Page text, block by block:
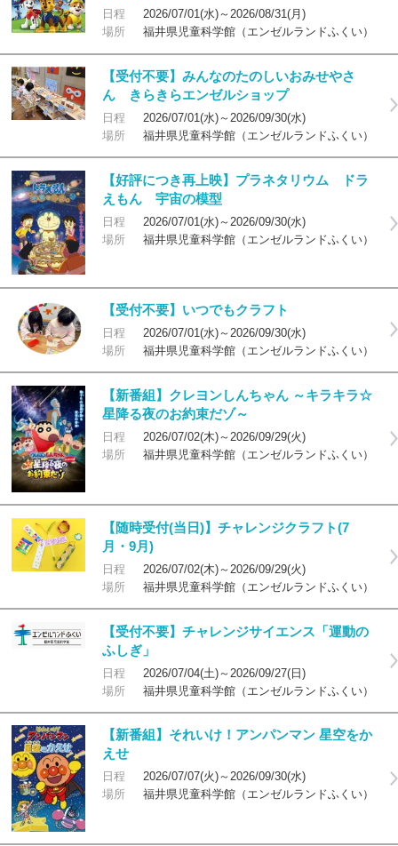
日程
2026/07/01(水)～2026/08/31(月)
場所
福井県児童科学館（エンゼルランドふくい）
【受付不要】みんなのたのしいおみせやさ
ん きらきらエンゼルショップ
日程
2026/07/01(水)～2026/09/30(水)
場所
福井県児童科学館（エンゼルランドふくい）
【好評につき再上映】プラネタリウム ドラ
えもん 宇宙の模型
日程
2026/07/01(水)～2026/09/30(水)
場所
福井県児童科学館（エンゼルランドふくい）
【受付不要】いつでもクラフト
日程
2026/07/01(水)～2026/09/30(水)
場所
福井県児童科学館（エンゼルランドふくい）
【新番組】クレヨンしんちゃん ～キラキラ☆
星降る夜のお約束だゾ～
日程
2026/07/02(木)～2026/09/29(火)
場所
福井県児童科学館（エンゼルランドふくい）
【随時受付(当日)】チャレンジクラフト(7
月・9月)
日程
2026/07/02(木)～2026/09/29(火)
場所
福井県児童科学館（エンゼルランドふくい）
【受付不要】チャレンジサイエンス「運動の
ふしぎ」
日程
2026/07/04(土)～2026/09/27(日)
場所
福井県児童科学館（エンゼルランドふくい）
【新番組】それいけ！アンパンマン 星空をか
えせ
日程
2026/07/07(火)～2026/09/30(水)
場所
福井県児童科学館（エンゼルランドふくい）